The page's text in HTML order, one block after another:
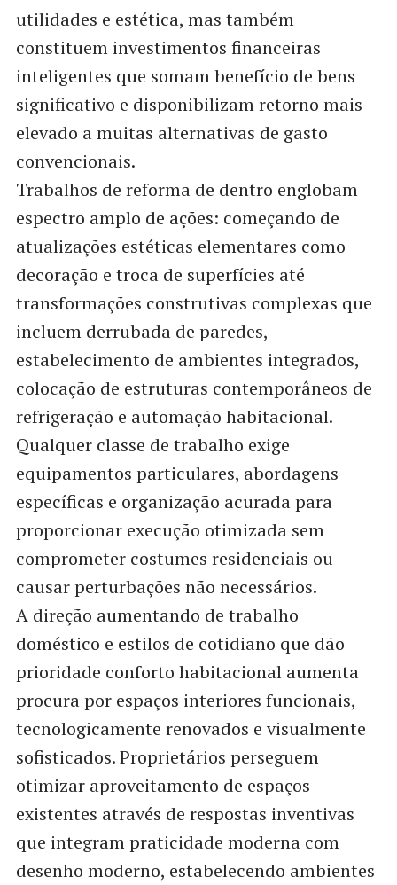
utilidades e estética, mas também
constituem investimentos financeiras
inteligentes que somam benefício de bens
significativo e disponibilizam retorno mais
elevado a muitas alternativas de gasto
convencionais.
Trabalhos de reforma de dentro englobam
espectro amplo de ações: começando de
atualizações estéticas elementares como
decoração e troca de superfícies até
transformações construtivas complexas que
incluem derrubada de paredes,
estabelecimento de ambientes integrados,
colocação de estruturas contemporâneos de
refrigeração e automação habitacional.
Qualquer classe de trabalho exige
equipamentos particulares, abordagens
específicas e organização acurada para
proporcionar execução otimizada sem
comprometer costumes residenciais ou
causar perturbações não necessários.
A direção aumentando de trabalho
doméstico e estilos de cotidiano que dão
prioridade conforto habitacional aumenta
procura por espaços interiores funcionais,
tecnologicamente renovados e visualmente
sofisticados. Proprietários perseguem
otimizar aproveitamento de espaços
existentes através de respostas inventivas
que integram praticidade moderna com
desenho moderno, estabelecendo ambientes